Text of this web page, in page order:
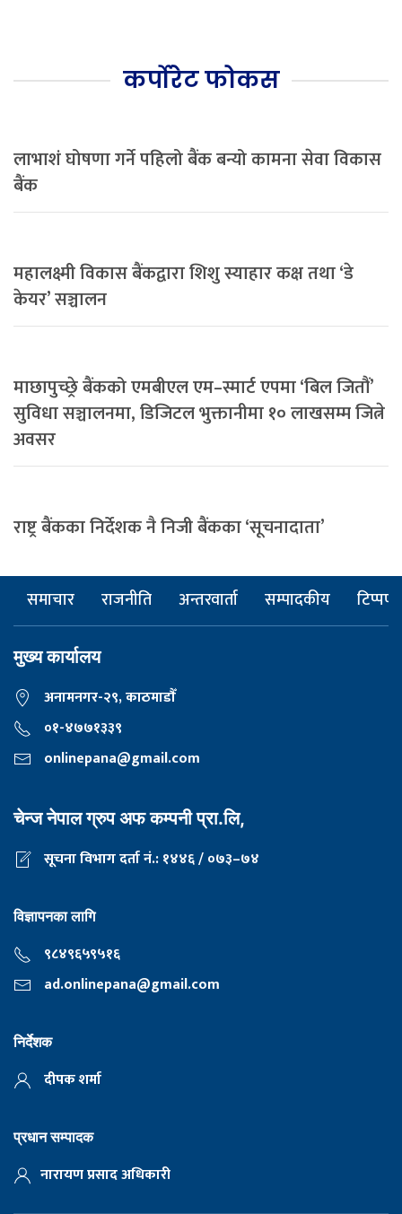
कर्पोरेट फोकस
लाभाशं घोषणा गर्ने पहिलो बैंक बन्यो कामना सेवा विकास
बैंक
महालक्ष्मी विकास बैंकद्वारा शिशु स्याहार कक्ष तथा ‘डे
केयर’ सञ्चालन
माछापुच्छ्रे बैंकको एमबीएल एम–स्मार्ट एपमा ‘बिल जितौं’
सुविधा सञ्चालनमा, डिजिटल भुक्तानीमा १० लाखसम्म जित्ने
अवसर
राष्ट्र बैंकका निर्देशक नै निजी बैंकका ‘सूचनादाता’
समाचार राजनीति अन्तरवार्ता सम्पादकीय टिप्पणी
मुख्य कार्यालय
अनामनगर-२९, काठमाडाैँ
०१-४७७१३३९
onlinepana@gmail.com
चेन्ज नेपाल ग्रुप अफ कम्पनी प्रा.लि,
सूचना विभाग दर्ता नं.: १४४६ / ०७३–७४
विज्ञापनका लागि
९८४९६५९५१६
ad.onlinepana@gmail.com
निर्देशक
दीपक शर्मा
प्रधान सम्पादक
नारायण प्रसाद अधिकारी